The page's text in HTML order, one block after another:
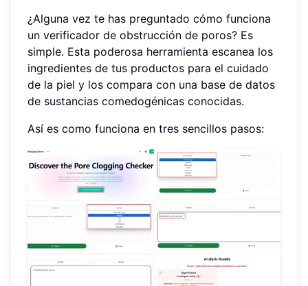
¿Alguna vez te has preguntado cómo funciona
un verificador de obstrucción de poros? Es
simple. Esta poderosa herramienta escanea los
ingredientes de tus productos para el cuidado
de la piel y los compara con una base de datos
de sustancias comedogénicas conocidas.
Así es como funciona en tres sencillos pasos: